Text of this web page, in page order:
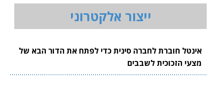
ייצור אלקטרוני
אינטל חוברת לחברה סינית כדי לפתח את הדור הבא של
מצעי הזכוכית לשבבים